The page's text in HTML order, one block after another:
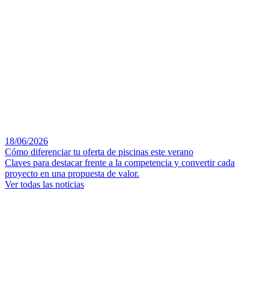
18/06/2026
Cómo diferenciar tu oferta de piscinas este verano
Claves para destacar frente a la competencia y convertir cada
proyecto en una propuesta de valor.
Ver todas las noticias